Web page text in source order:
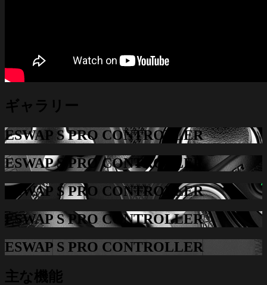
ギャラリー
ESWAP S PRO CONTROLLER
ESWAP S PRO CONTROLLER
ESWAP S PRO CONTROLLER
ESWAP S PRO CONTROLLER
ESWAP S PRO CONTROLLER
主な機能